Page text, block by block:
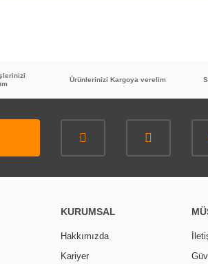
Ürünlerinizi Kargoya verelim
KURUMSAL
Hakkımızda
Kariyer